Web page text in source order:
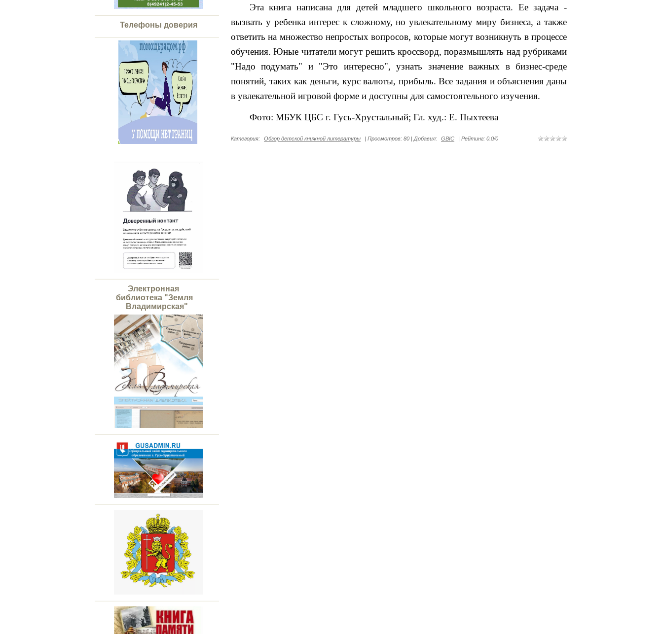
Телефоны доверия
Электронная
библиотека "Земля
Владимирская"
Эта книга написана для детей младшего школьного возраста. Ее задача -
вызвать у ребенка интерес к сложному, но увлекательному миру бизнеса, а также
ответить на множество непростых вопросов, которые могут возникнуть в процессе
обучения. Юные читатели могут решить кроссворд, поразмышлять над рубриками
"Надо подумать" и "Это интересно", узнать значение важных в бизнес-среде
понятий, таких как деньги, курс валюты, прибыль. Все задания и объяснения даны
в увлекательной игровой форме и доступны для самостоятельного изучения.
Фото: МБУК ЦБС г. Гусь-Хрустальный; Гл. худ.: Е. Пыхтеева
Категория: Обзор детской книжной литературы | Просмотров: 80 | Добавил: GBIC | Рейтинг: 0.0/0